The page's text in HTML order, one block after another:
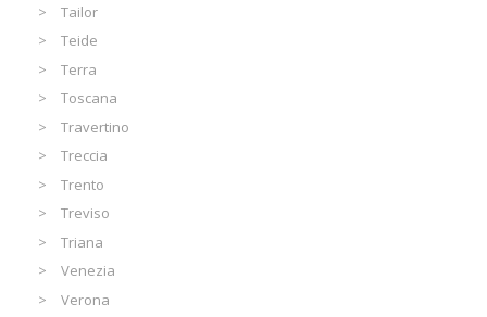
Tailor
Teide
Terra
Toscana
Travertino
Treccia
Trento
Treviso
Triana
Venezia
Verona